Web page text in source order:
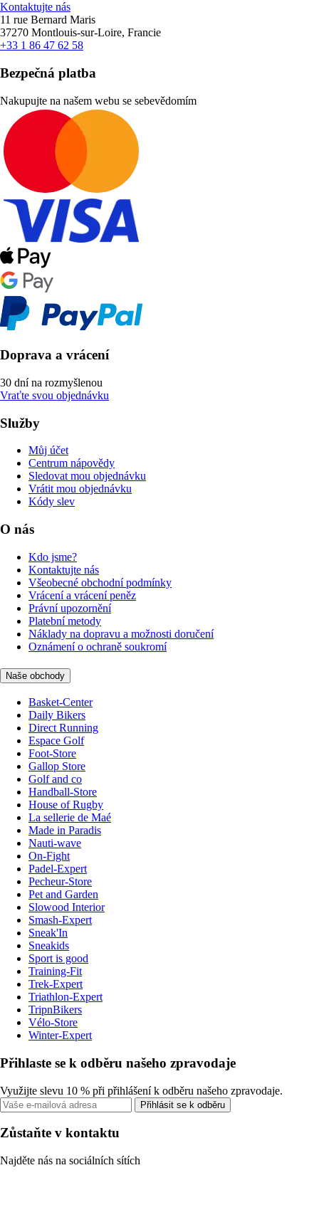
Kontaktujte nás
11 rue Bernard Maris
37270 Montlouis-sur-Loire, Francie
+33 1 86 47 62 58
Bezpečná platba
Nakupujte na našem webu se sebevědomím
Doprava a vrácení
30 dní na rozmyšlenou
Vraťte svou objednávku
Služby
Můj účet
Centrum nápovědy
Sledovat mou objednávku
Vrátit mou objednávku
Kódy slev
O nás
Kdo jsme?
Kontaktujte nás
Všeobecné obchodní podmínky
Vrácení a vrácení peněz
Právní upozornění
Platební metody
Náklady na dopravu a možnosti doručení
Oznámení o ochraně soukromí
Naše obchody
Basket-Center
Daily Bikers
Direct Running
Espace Golf
Foot-Store
Gallop Store
Golf and co
Handball-Store
House of Rugby
La sellerie de Maé
Made in Paradis
Nauti-wave
On-Fight
Padel-Expert
Pecheur-Store
Pet and Garden
Slowood Interior
Smash-Expert
Sneak'In
Sneakids
Sport is good
Training-Fit
Trek-Expert
Triathlon-Expert
TripnBikers
Vélo-Store
Winter-Expert
Přihlaste se k odběru našeho zpravodaje
Využijte slevu 10 % při přihlášení k odběru našeho zpravodaje.
Přihlásit se k odběru
Zůstaňte v kontaktu
Najděte nás na sociálních sítích